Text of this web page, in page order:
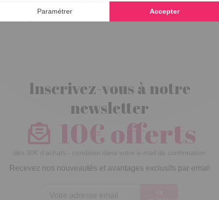
Inscrivez-vous à notre
newsletter
10€ offerts
dès 30€ d’achats - condition dans votre e-mail de confirmation
Recevez nos nouveautés et avantages exclusifs par email